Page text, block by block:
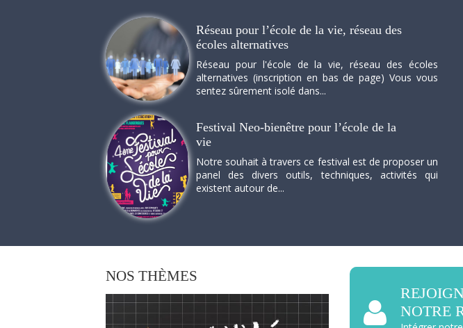
Réseau pour l’école de la vie, réseau des
écoles alternatives
Réseau pour l'école de la vie, réseau des écoles
alternatives (inscription en bas de page) Vous vous
sentez sûrement isolé dans...
Festival Neo-bienêtre pour l’école de la
vie
Notre souhait à travers ce festival est de proposer un
panel des divers outils, techniques, activités qui
existent autour de...
NOS THÈMES
NOTRE